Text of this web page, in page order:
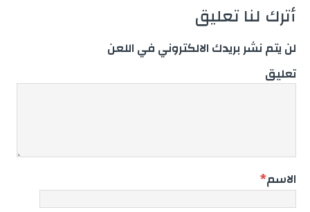
أترك لنا تعليق
لن يتم نشر بريدك الالكتروني في اللعن
تعليق
الاسم*